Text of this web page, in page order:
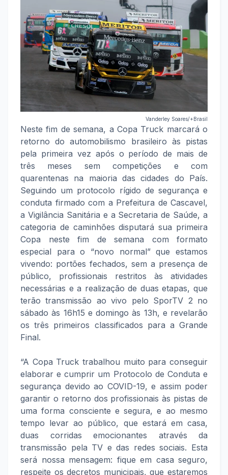
Vanderley Soares/+Brasil
Neste fim de semana, a Copa Truck marcará o
retorno do automobilismo brasileiro às pistas
pela primeira vez após o período de mais de
três meses sem competições e com
quarentenas na maioria das cidades do País.
Seguindo um protocolo rígido de segurança e
conduta firmado com a Prefeitura de Cascavel,
a Vigilância Sanitária e a Secretaria de Saúde, a
categoria de caminhões disputará sua primeira
Copa neste fim de semana com formato
especial para o “novo normal” que estamos
vivendo: portões fechados, sem a presença de
público, profissionais restritos às atividades
necessárias e a realização de duas etapas, que
terão transmissão ao vivo pelo SporTV 2 no
sábado às 16h15 e domingo às 13h, e revelarão
os três primeiros classificados para a Grande
Final.
“A Copa Truck trabalhou muito para conseguir
elaborar e cumprir um Protocolo de Conduta e
segurança devido ao COVID-19, e assim poder
garantir o retorno dos profissionais às pistas de
uma forma consciente e segura, e ao mesmo
tempo levar ao público, que estará em casa,
duas corridas emocionantes através da
transmissão pela TV e das redes sociais. Esta
será nossa mensagem: fique em casa seguro,
respeite os decretos municipais, que estaremos